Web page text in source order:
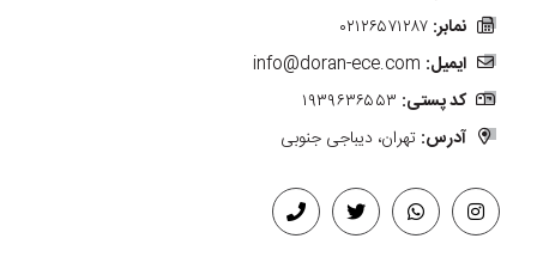
نمابر: ۰۲۱۲۶۵۷۱۲۸۷
ایمیل: info@doran-ece.com
کد پستی: ۱۹۳۹۶۳۶۵۵۳
آدرس: تهران، دیباجی جنوبی